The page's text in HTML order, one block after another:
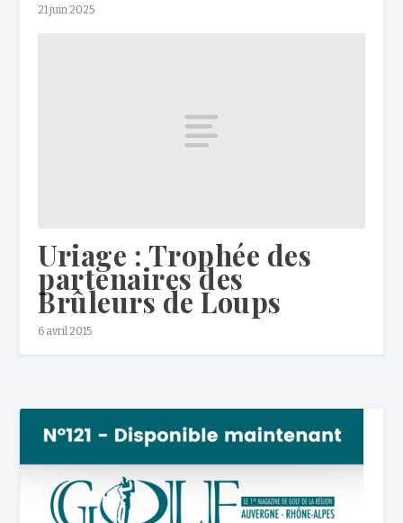
21 juin 2025
Uriage : Trophée des
partenaires des
Brûleurs de Loups
6 avril 2015